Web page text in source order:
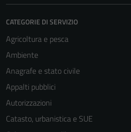
CATEGORIE DI SERVIZIO
Agricoltura e pesca
Ambiente
Anagrafe e stato civile
Appalti pubblici
Autorizzazioni
Catasto, urbanistica e SUE